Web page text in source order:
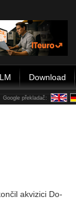
Download
Google překladač:
akvi­zi­ci Do­